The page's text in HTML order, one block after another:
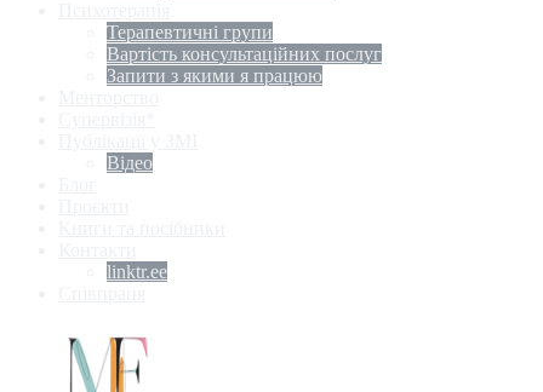
Терапевтичні групи
Вартість консультаційних послуг
Запити з якими я працюю
Відео
linktr.ee